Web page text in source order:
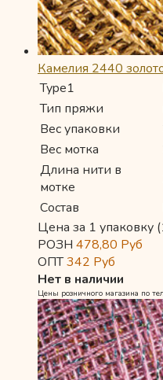
Камелия 2440
Type1
Тип пряжи
Вес упаковки
Вес мотка
Длина нити в
мотке
Состав
Цена за 1 упаковку
РОЗН 478,80 Руб
ОПТ342 Руб
Нет в наличии
Цены розничного магазина по